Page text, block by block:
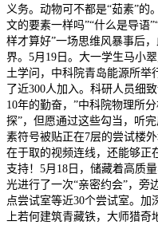
义务。动物可不都是“茹素”的
文的要素一样吗”“什么是导语
样才算好”一场思维风暴事后
界。5月19日。大一学生马小
土学问，中科院青岛能源所举
了近300人加入。科研人员细
10年的勤奋，”中科院物理所
探”，但愿通过这些勾当，听
素符号被贴正在7层的尝试楼
在于取的视频连线，还能够正
支持！5月18日，储藏着高质
光进行了一次“亲密约会”，旁
点尝试室等近30个尝试室。
上若何建筑青藏铁，大师猎